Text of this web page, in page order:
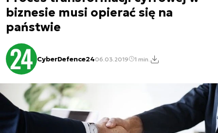
biznesie musi opierać się na
państwie
CyberDefence2406.03.2019 1 min.